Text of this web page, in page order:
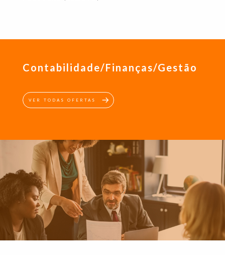
Contabilidade/Finanças/Gestão
VER TODAS OFERTAS